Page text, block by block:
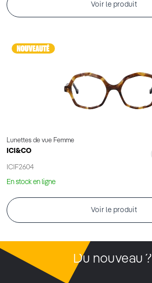
Voir le produit
Lunettes de vue Femme
ICI&CO
ICIF2604
En stock en ligne
Voir le produit
Du nouveau ?